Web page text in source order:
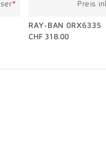
* Preis
RAY-BAN 0RX6335
CHF 318.00